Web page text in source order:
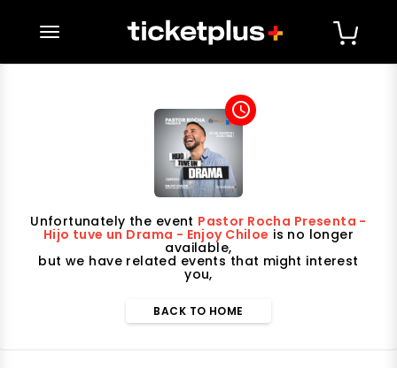
desplegar navegación
access_time
Unfortunately the event Pastor Rocha Presenta -
Hijo tuve un Drama - Enjoy Chiloe is no longer
available,
but we have related events that might interest
you,
BACK TO HOME